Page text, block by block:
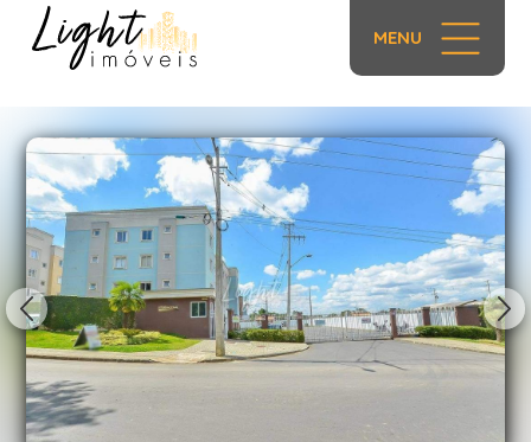
MENU